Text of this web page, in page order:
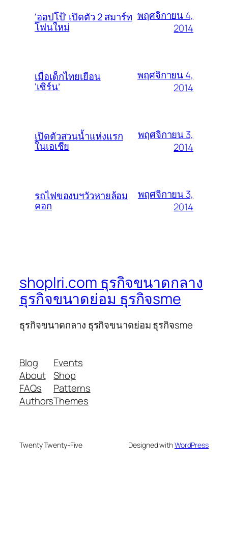
‘ออปโป้’ เปิดตัว 2 สมาร์ท
โฟนใหม่
พฤศจิกายน 4,
2014
เมื่อเด็กไทยเยือน
‘เซิร์น’
พฤศจิกายน 4,
2014
เปิดตัวสวนน้ำแห่งแรก
ในเอเชีย
พฤศจิกายน 3,
2014
รถไฟของบฯวัวหายล้อม
คอก
พฤศจิกายน 3,
2014
shoplri.com ธุรกิจขนาดกลาง
ธุรกิจขนาดย่อม ธุรกิจsme
ธุรกิจขนาดกลาง ธุรกิจขนาดย่อม ธุรกิจsme
Blog
About
FAQs
Authors
Events
Shop
Patterns
Themes
Twenty Twenty-Five Designed withWordPress